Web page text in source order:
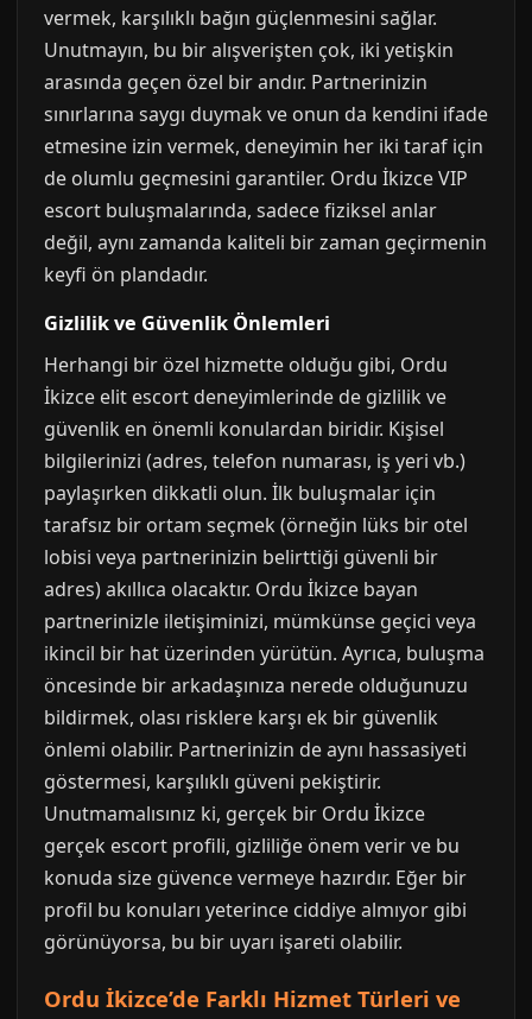
vermek, karşılıklı bağın güçlenmesini sağlar.
Unutmayın, bu bir alışverişten çok, iki yetişkin
arasında geçen özel bir andır. Partnerinizin
sınırlarına saygı duymak ve onun da kendini ifade
etmesine izin vermek, deneyimin her iki taraf için
de olumlu geçmesini garantiler. Ordu İkizce VIP
escort buluşmalarında, sadece fiziksel anlar
değil, aynı zamanda kaliteli bir zaman geçirmenin
keyfi ön plandadır.
Gizlilik ve Güvenlik Önlemleri
Herhangi bir özel hizmette olduğu gibi, Ordu
İkizce elit escort deneyimlerinde de gizlilik ve
güvenlik en önemli konulardan biridir. Kişisel
bilgilerinizi (adres, telefon numarası, iş yeri vb.)
paylaşırken dikkatli olun. İlk buluşmalar için
tarafsız bir ortam seçmek (örneğin lüks bir otel
lobisi veya partnerinizin belirttiği güvenli bir
adres) akıllıca olacaktır. Ordu İkizce bayan
partnerinizle iletişiminizi, mümkünse geçici veya
ikincil bir hat üzerinden yürütün. Ayrıca, buluşma
öncesinde bir arkadaşınıza nerede olduğunuzu
bildirmek, olası risklere karşı ek bir güvenlik
önlemi olabilir. Partnerinizin de aynı hassasiyeti
göstermesi, karşılıklı güveni pekiştirir.
Unutmamalısınız ki, gerçek bir Ordu İkizce
gerçek escort profili, gizliliğe önem verir ve bu
konuda size güvence vermeye hazırdır. Eğer bir
profil bu konuları yeterince ciddiye almıyor gibi
görünüyorsa, bu bir uyarı işareti olabilir.
Ordu İkizce’de Farklı Hizmet Türleri ve